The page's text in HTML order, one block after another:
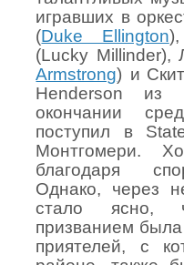
игравших в
(Duke Ellington
(Lucky Millinder),
Armstrong) и
Henderson из
окончании
поступил в
Монтгомери.
благодаря
Однако, через
стало ясно,
призванием
приятелей, с